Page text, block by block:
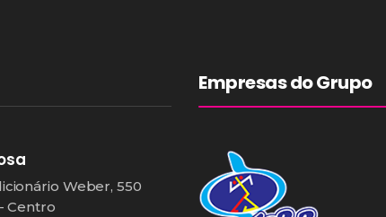
Weber, 550
Centro
Empresas do Grupo